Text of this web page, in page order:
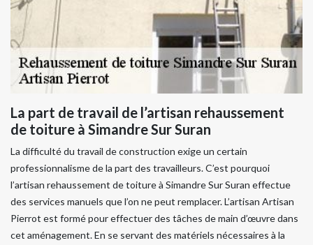
La part de travail de l’artisan rehaussement
de toiture à Simandre Sur Suran
La difficulté du travail de construction exige un certain
professionnalisme de la part des travailleurs. C’est pourquoi
l’artisan rehaussement de toiture à Simandre Sur Suran effectue
des services manuels que l’on ne peut remplacer. L’artisan Artisan
Pierrot est formé pour effectuer des tâches de main d’œuvre dans
cet aménagement. En se servant des matériels nécessaires à la